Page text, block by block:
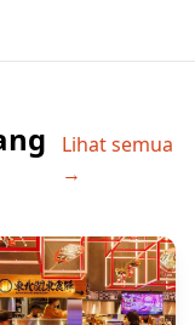
Lihat semua
→